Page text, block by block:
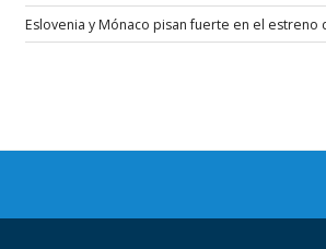
Eslovenia y Mónaco pisan fuerte en el estreno